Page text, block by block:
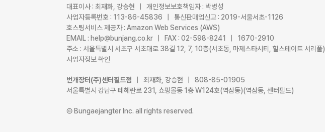
대표이사 : 최재화, 강승현 | 개인정보보호책임자 : 박병성
사업자등록번호 : 113-86-45836 | 통신판매업신고 : 2019-서울서초-1126
호스팅서비스 제공자 : Amazon Web Services (AWS)
EMAIL : help@bunjang.co.kr | FAX : 02-598-8241 | 1670-2910
주소 : 서울특별시 서초구 서초대로 38길 12, 7, 10층(서초동, 마제스타시티, 힐스테이트 서리풀)
사업자정보 확인
번개장터(주)센터필드점
| 최재화, 강승현 | 808-85-01905
서울특별시 강남구 테헤란로 231, 쇼핑몰동 1층 W124호(역삼동)(역삼동, 센터필드)
Ⓒ Bungaejangter Inc. all rights reserved.